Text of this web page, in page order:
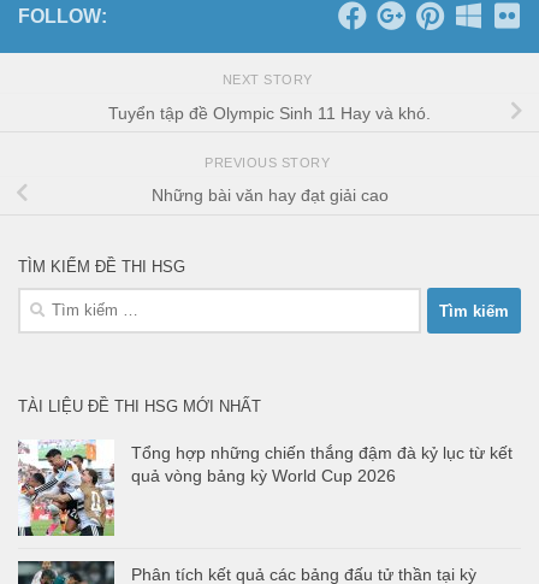
FOLLOW:
NEXT STORY
Tuyển tập đề Olympic Sinh 11 Hay và khó.
PREVIOUS STORY
Những bài văn hay đạt giải cao
TÌM KIẾM ĐỀ THI HSG
Tìm
TÀI LIỆU ĐỀ THI HSG MỚI NHẤT
Tổng hợp những chiến thắng đậm đà kỷ lục từ kết
quả vòng bảng kỳ World Cup 2026
Phân tích kết quả các bảng đấu tử thần tại kỳ